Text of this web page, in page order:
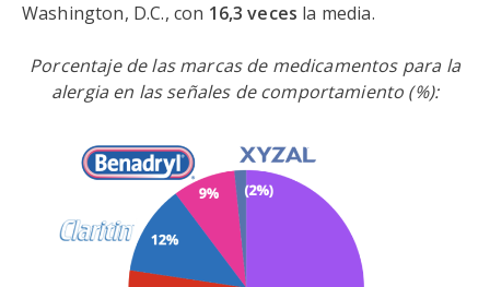
Washington, D.C., con 16,3 veces la media.
Porcentaje de las marcas de medicamentos para la
alergia en las señales de comportamiento (%):